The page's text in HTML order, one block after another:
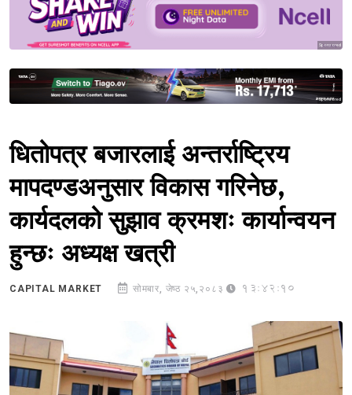
Sponsored
Sponsored
धितोपत्र बजारलाई अन्तर्राष्ट्रिय
मापदण्डअनुसार विकास गरिनेछ,
कार्यदलको सुझाव क्रमशः कार्यान्वयन
हुन्छः अध्यक्ष खत्री
CAPITAL MARKET सोमबार, जेष्ठ २५,२०८३ 13:42:10